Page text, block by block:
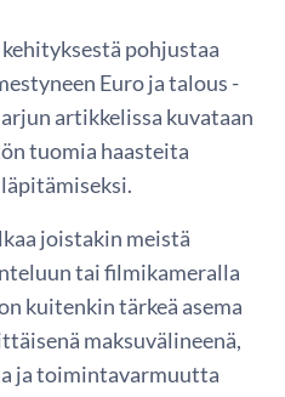
pohjustaa
Euro ja talous -
artikkelissa kuvataan
tuomia haasteita
joistakin meistä
tai filmikameralla
kuitenkin tärkeä asema
maksuvälineenä,
ja toimintavarmuutta